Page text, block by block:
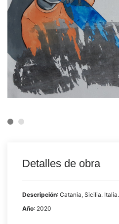
Detalles de obra
Descripción: Catania, Sicilia. Italia.
Año: 2020